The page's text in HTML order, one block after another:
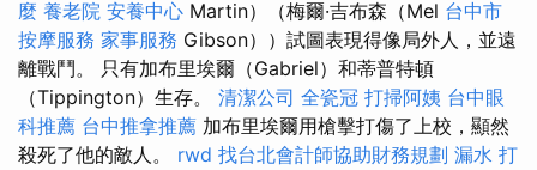
麼 養老院 安養中心 Martin）（梅爾·吉布森（Mel 台中市
按摩服務 家事服務 Gibson））試圖表現得像局外人，並遠
離戰鬥。 只有加布里埃爾（Gabriel）和蒂普特頓
（Tippington）生存。 清潔公司 全瓷冠 打掃阿姨 台中眼
科推薦 台中推拿推薦 加布里埃爾用槍擊打傷了上校，顯然
殺死了他的敵人。 rwd 找台北會計師協助財務規劃 漏水 打